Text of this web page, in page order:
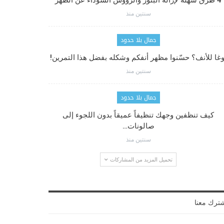
سنتين منذ
جمال بلا حدود
للأنف؟ حسّنوا مظهر أنفكم وشكله بفضل هذا التمرين!
سنتين منذ
جمال بلا حدود
كيف تنظفين وجهك تنظيفاً عميقاً بدون اللجوء إلى
صالونات…
سنتين منذ
تحميل المزيد من المشاركات
معنا